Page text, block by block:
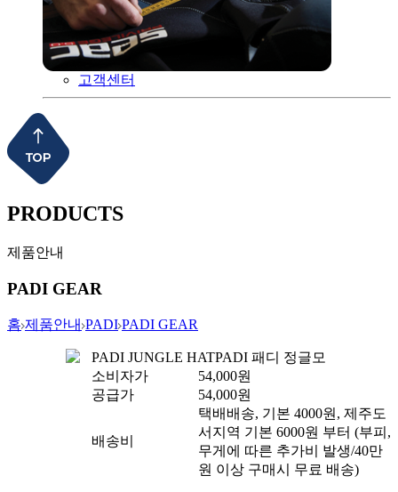
고객센터
PRODUCTS
제품안내
PADI GEAR
홈 제품안내 PADI PADI GEAR
PADI JUNGLE HATPADI 패디 정글모
소비자가
54,000원
공급가
54,000원
배송비
택배배송, 기본 4000원, 제주도
서지역 기본 6000원 부터 (부피,
무게에 따른 추가비 발생/40만
원 이상 구매시 무료 배송)